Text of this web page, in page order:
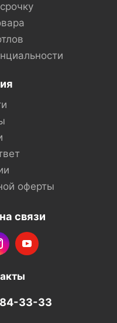
оферты
связи
33-33